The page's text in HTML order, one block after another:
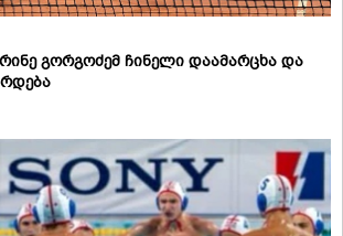
გორგოძემ ჩინელი დაამარცხა და